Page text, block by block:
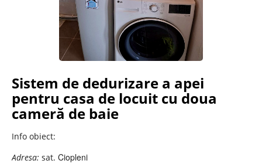
Sistem de dedurizare a apei
pentru casa de locuit cu doua
cameră de baie
Info obiect:
Adresa: sat. Ciopleni